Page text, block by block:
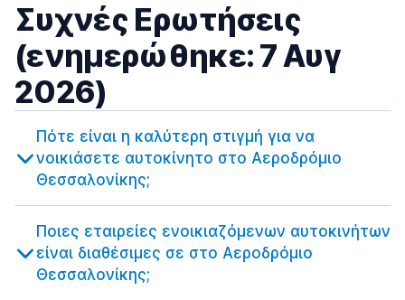
Συχνές Ερωτήσεις
(ενημερώθηκε: 7 Αυγ
2026)
Πότε είναι η καλύτερη στιγμή για να
νοικιάσετε αυτοκίνητο στο Αεροδρόμιο
Θεσσαλονίκης;
Ποιες εταιρείες ενοικιαζόμενων αυτοκινήτων
είναι διαθέσιμες σε στο Αεροδρόμιο
Θεσσαλονίκης;